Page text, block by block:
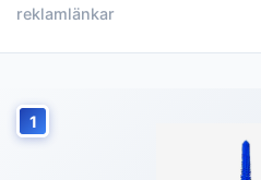
reklamlänkar
1